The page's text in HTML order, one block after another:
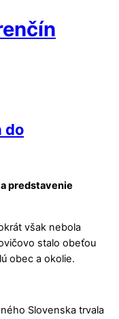
do
predstavenie
však nebola
stalo obeťou
obec a okolie.
Slovenska trvala